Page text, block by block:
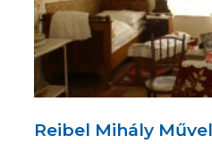
Reibel Mihály